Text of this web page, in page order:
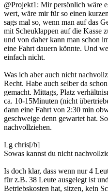
@Projekt1: Mir persönlich wäre
wert, wäre mir für so einen
sags mal so, wenn man auf das
mit Scheuklappen auf die Kasse
und von daher kann man schon
eine Fahrt dauern könnte. Und
einfach nicht.
Was ich aber auch nicht
Recht. Habe auch selber da
gemacht. Mittags, Platz
ca. 10-15Minuten (nicht
dann eine Fahrt von 2:30 min
geschweige denn gewartet hat.
nachvollziehen.
Lg chris[/b]
Sowas kannst du nicht
Is doch klar, dass wenn nur 4
für z.B. 38 Leute ausgelegt ist
Betriebskosten hat, sitzen, kein